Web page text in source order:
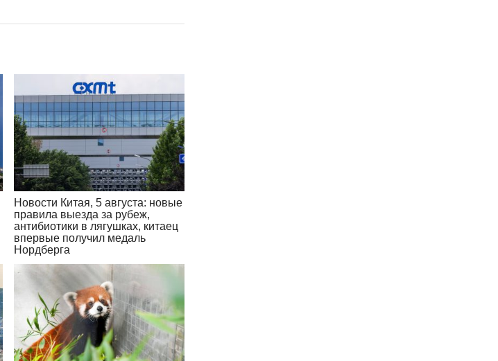
Новости Китая, 5 августа: новые
правила выезда за рубеж,
антибиотики в лягушках, китаец
впервые получил медаль
Нордберга